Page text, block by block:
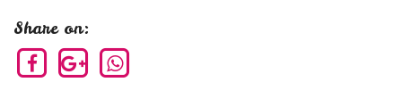
Share on: